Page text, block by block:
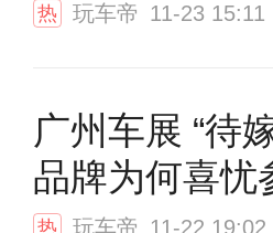
热 玩车帝 11-23 15:11
广州车展 “待
品牌为何喜忧
热 玩车帝 11-22 19:02